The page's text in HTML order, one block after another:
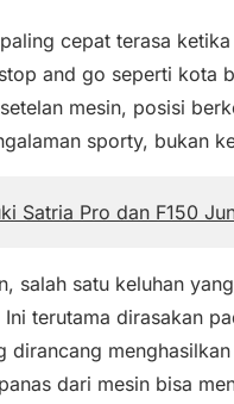
cepat terasa
and go seperti kota
mesin, posisi
sporty, bukan
Satria Pro dan F150
salah satu keluhan
terutama dirasakan
dirancang
dari mesin bisa